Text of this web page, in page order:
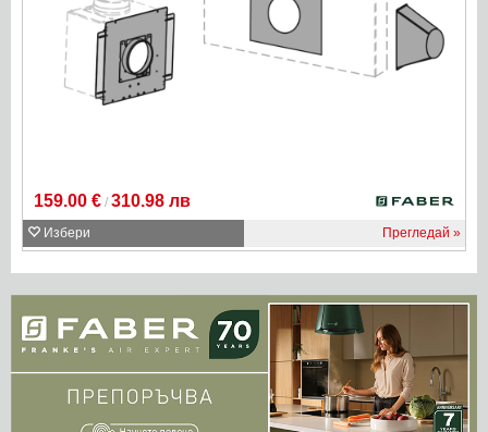
159.00 € / 310.98 лв
Избери Прегледай